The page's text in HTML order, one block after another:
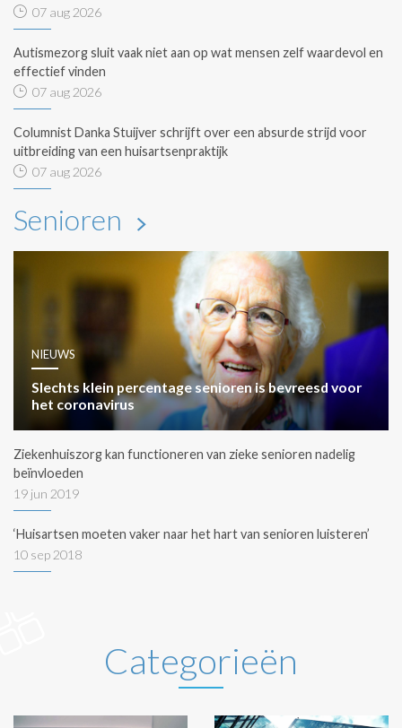
07 aug 2026
Autismezorg sluit vaak niet aan op wat mensen zelf waardevol en
effectief vinden
07 aug 2026
Columnist Danka Stuijver schrijft over een absurde strijd voor
uitbreiding van een huisartsenpraktijk
07 aug 2026
Senioren
NIEUWS
Slechts klein percentage senioren is bevreesd voor
het coronavirus
Ziekenhuiszorg kan functioneren van zieke senioren nadelig
beïnvloeden
19 jun 2019
‘Huisartsen moeten vaker naar het hart van senioren luisteren’
10 sep 2018
Categorieën